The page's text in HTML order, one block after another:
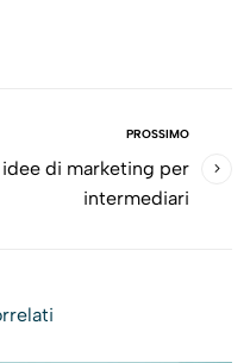
PROSSIMO
di marketing per
intermediari